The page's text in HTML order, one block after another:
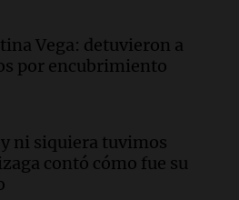
del empleo en
crisis económica
por tragedia vial en
Vega: detuvieron a
por encubrimiento
ni siquiera tuvimos
contó cómo fue su